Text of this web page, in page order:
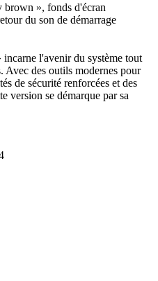
brown », fonds d'écran
du son de démarrage
l'avenir du système tout
Avec des outils modernes pour
de sécurité renforcées et des
version se démarque par sa